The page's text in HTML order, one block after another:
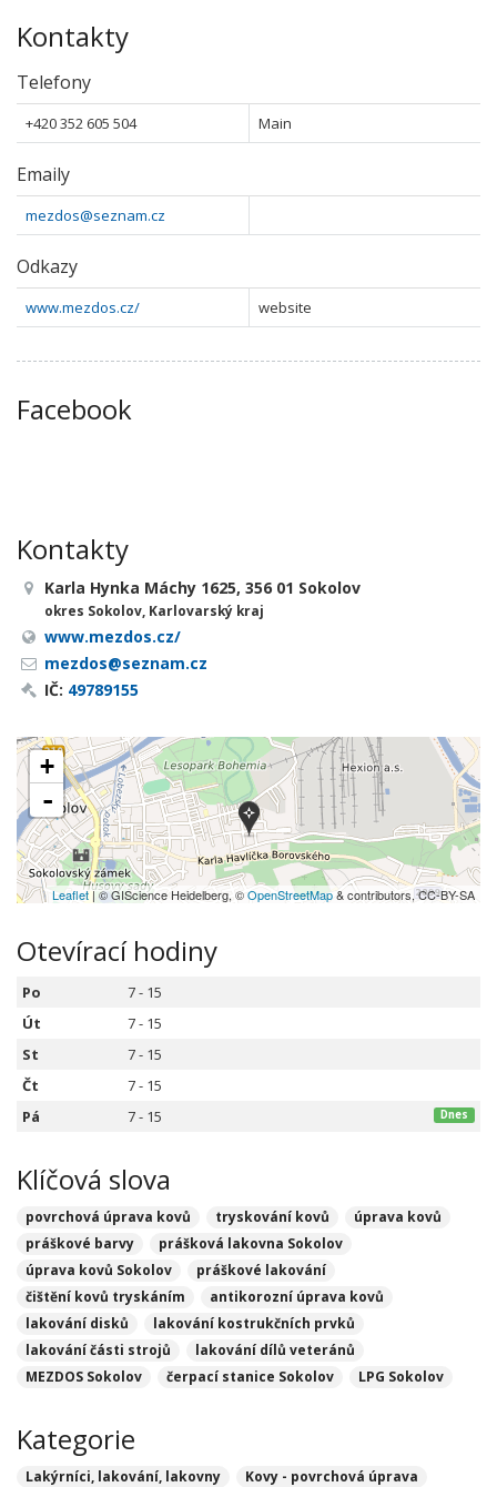
Kontakty
Telefony
+420 352 605 504 Main
Emaily
mezdos@seznam.cz
Odkazy
www.mezdos.cz/ website
Facebook
Kontakty
Karla Hynka Máchy 1625, 356 01 Sokolov
okres Sokolov, Karlovarský kraj
www.mezdos.cz/
mezdos@seznam.cz
IČ: 49789155
+
-
Leaflet| © GIScience Heidelberg, ©OpenStreetMap& contributors, CC-BY-SA
Otevírací hodiny
Po
7 - 15
Út
7 - 15
St
7 - 15
Čt
7 - 15
Pá
7 - 15 Dnes
Klíčová slova
povrchová úprava kovů tryskování kovů
úprava kovů
práškové barvy
prášková lakovna Sokolov
úprava kovů Sokolov
práškové lakování
čištění kovů tryskáním
antikorozní úprava kovů
lakování disků
lakování kostrukčních prvků
lakování části strojů
lakování dílů veteránů
MEZDOS Sokolov
čerpací stanice Sokolov LPG Sokolov
Kategorie
Lakýrníci, lakování, lakovny
Kovy - povrchová úprava